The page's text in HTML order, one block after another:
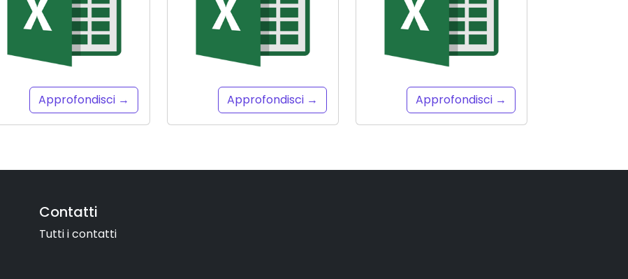
Approfondisci → Approfondisci → Approfondisci →
Contatti
Tutti i contatti